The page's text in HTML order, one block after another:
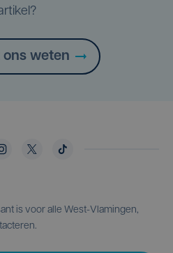
ons weten
is voor alle West-Vlamingen,